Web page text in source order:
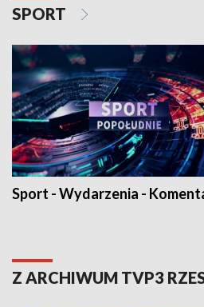
SPORT
Sport - Wydarzenia -
Z ARCHIWUM TVP3